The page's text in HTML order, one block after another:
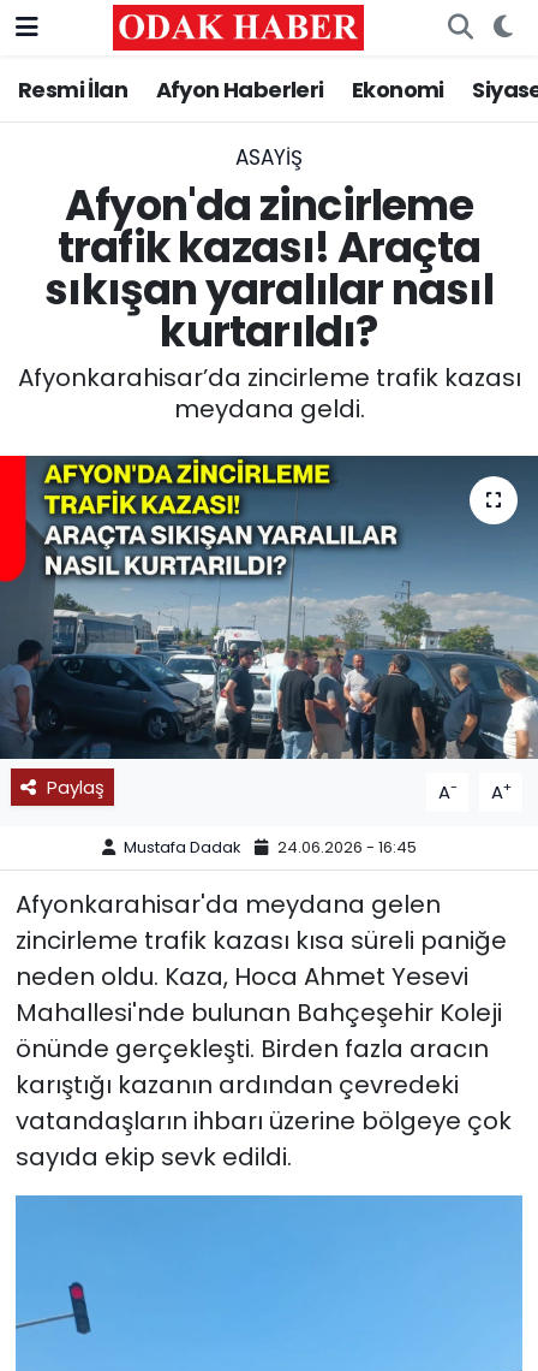
Resmi İlan Afyon Haberleri Ekonomi
ASAYİŞ
Afyon'da zincirleme
trafik kazası! Araçta
sıkışan yaralılar nasıl
kurtarıldı?
Afyonkarahisar’da zincirleme trafik kazası
meydana geldi.
Paylaş A- A+
Mustafa Dadak 24.06.2026 - 16:45
Afyonkarahisar'da meydana gelen
zincirleme trafik kazası kısa süreli paniğe
neden oldu. Kaza, Hoca Ahmet Yesevi
Mahallesi'nde bulunan Bahçeşehir Koleji
önünde gerçekleşti. Birden fazla aracın
karıştığı kazanın ardından çevredeki
vatandaşların ihbarı üzerine bölgeye çok
sayıda ekip sevk edildi.
AFYONKARAHİSAR HABERLERİ
ASAYİŞ
GÜNCEL
MAGAZİN
SAĞLIK
SPOR
11:11 MANŞET
Nöbetçi Eczaneler
Trafik Durumu
Süper Lig Puan Durumu ve Fikstür
Tüm Manşetler
Son Dakika Haberleri
Haber Arşivi